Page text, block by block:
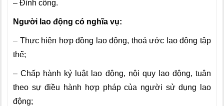
– Đình công.
Người lao động có nghĩa vụ:
– Thực hiện hợp đồng lao động, thoả ước lao động tập
thể;
– Chấp hành kỷ luật lao động, nội quy lao động, tuân
theo sự điều hành hợp pháp của người sử dụng lao
động;